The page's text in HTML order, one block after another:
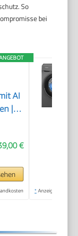
So
bei
AI
| 6
|
€
* Anzeige